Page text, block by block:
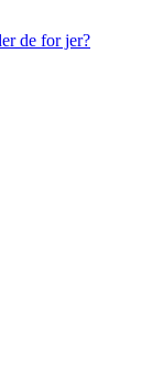
de for jer?